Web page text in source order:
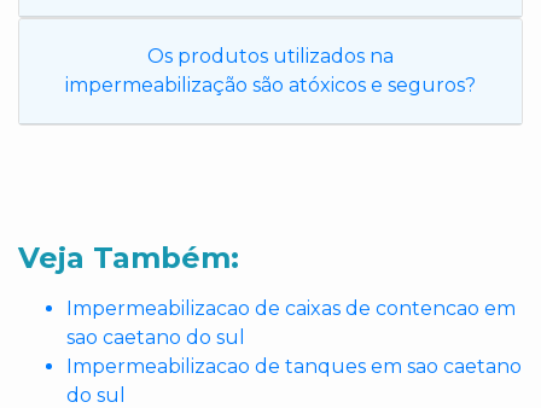
Os produtos utilizados na
impermeabilização são atóxicos e seguros?
Veja Também:
Impermeabilizacao de caixas de contencao em
sao caetano do sul
Impermeabilizacao de tanques em sao caetano
do sul